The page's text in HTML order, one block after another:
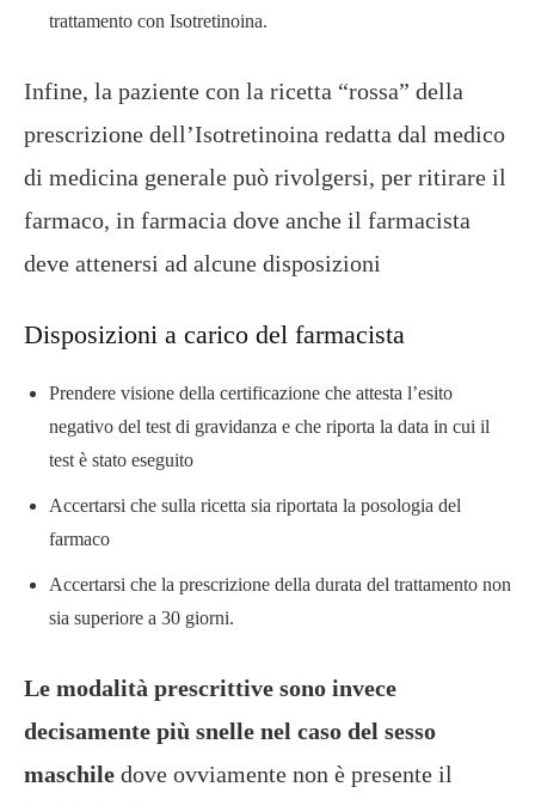
trattamento con Isotretinoina.
Infine, la paziente con la ricetta “rossa” della
prescrizione dell’Isotretinoina redatta dal medico
di medicina generale può rivolgersi, per ritirare il
farmaco, in farmacia dove anche il farmacista
deve attenersi ad alcune disposizioni
Disposizioni a carico del farmacista
Prendere visione della certificazione che attesta l’esito
negativo del test di gravidanza e che riporta la data in cui il
test è stato eseguito
Accertarsi che sulla ricetta sia riportata la posologia del
farmaco
Accertarsi che la prescrizione della durata del trattamento non
sia superiore a 30 giorni.
Le modalità prescrittive sono invece
decisamente più snelle nel caso del sesso
maschile dove ovviamente non è presente il